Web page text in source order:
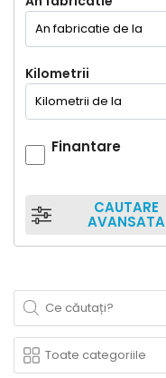
Kilometrii
Finantare
CAUTARE
AVANSATA